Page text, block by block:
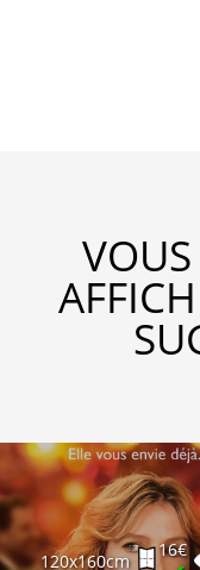
120x160cm
16€